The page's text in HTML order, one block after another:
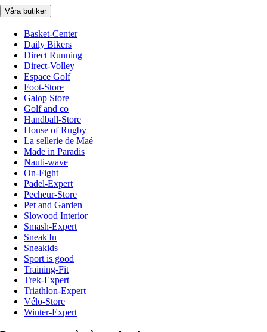
Våra butiker
Basket-Center
Daily Bikers
Direct Running
Direct-Volley
Espace Golf
Foot-Store
Galop Store
Golf and co
Handball-Store
House of Rugby
La sellerie de Maé
Made in Paradis
Nauti-wave
On-Fight
Padel-Expert
Pecheur-Store
Pet and Garden
Slowood Interior
Smash-Expert
Sneak'In
Sneakids
Sport is good
Training-Fit
Trek-Expert
Triathlon-Expert
Vélo-Store
Winter-Expert